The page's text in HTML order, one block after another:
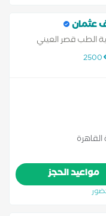
عثمان
الطب قصر العيني
العظام2500
مواعيد الحجز